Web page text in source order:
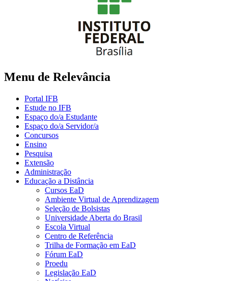
Menu de Relevância
Portal IFB
Estude no IFB
Espaço do/a Estudante
Espaço do/a Servidor/a
Concursos
Ensino
Pesquisa
Extensão
Administração
Educação a Distância
Cursos EaD
Ambiente Virtual de Aprendizagem
Seleção de Bolsistas
Universidade Aberta do Brasil
Escola Virtual
Centro de Referência
Trilha de Formação em EaD
Fórum EaD
Proedu
Legislação EaD